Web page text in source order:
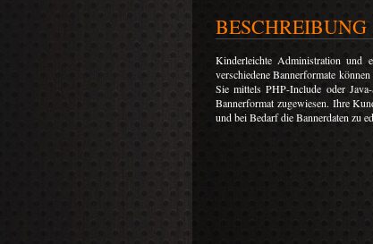
BESCHREIBUNG
Kinderleichte Administration und
verschiedene Bannerformate
Sie mittels PHP-Include oder
Bannerformat zugewiesen. Ihre
und bei Bedarf die Bannerdaten zu